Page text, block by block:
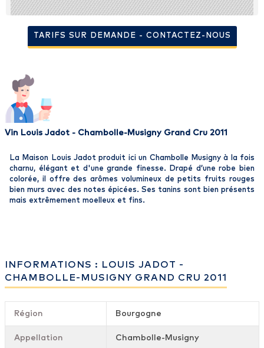
TARIFS SUR DEMANDE - CONTACTEZ-NOUS
Vin Louis Jadot - Chambolle-Musigny Grand Cru 2011
La Maison Louis Jadot produit ici un Chambolle Musigny à la fois
charnu, élégant et d'une grande finesse. Drapé d’une robe bien
colorée, il offre des arômes volumineux de petits fruits rouges
bien murs avec des notes épicées. Ses tanins sont bien présents
mais extrêmement moelleux et fins.
INFORMATIONS : LOUIS JADOT -
CHAMBOLLE-MUSIGNY GRAND CRU 2011
Région Bourgogne
Appellation Chambolle-Musigny